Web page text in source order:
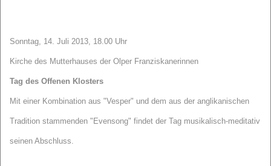
Sonntag, 14. Juli 2013, 18.00 Uhr
Kirche des Mutterhauses der Olper Franziskanerinnen
Tag des Offenen Klosters
Mit einer Kombination aus "Vesper" und dem aus der anglikanischen
Tradition stammenden "Evensong" findet der Tag musikalisch-meditativ
seinen Abschluss.